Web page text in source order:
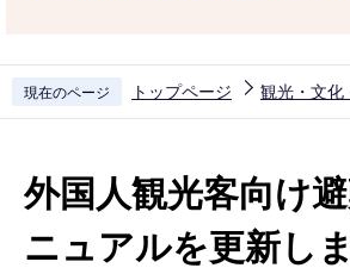
現在のページ トップページ 観光・文化
外国人観光客向け
ニュアルを更新しま